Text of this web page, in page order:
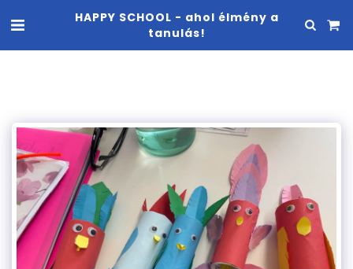
HAPPY SCHOOL - ahol élmény a
tanulás!